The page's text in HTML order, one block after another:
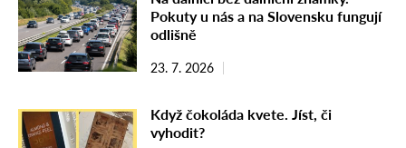
Pokuty u nás a na Slovensku fungují
odlišně
23. 7. 2026
Když čokoláda kvete. Jíst, či
vyhodit?